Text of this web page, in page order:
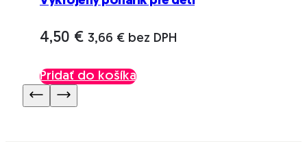
4,50 € 3,66 € bez DPH
Pridať do košíka